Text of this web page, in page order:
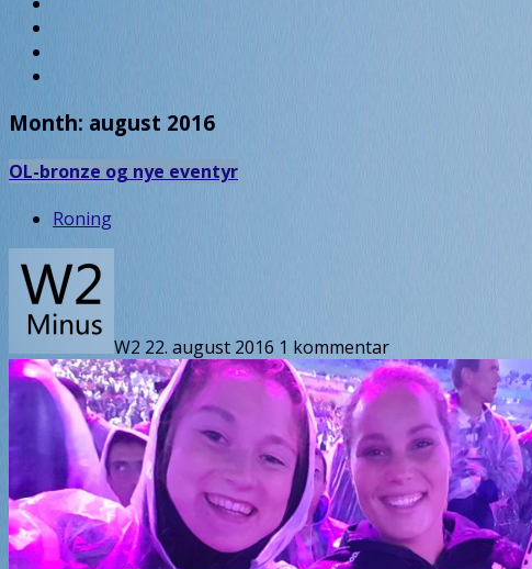
Month: august 2016
OL-bronze og nye eventyr
Roning
W2 22. august 2016 1 kommentar